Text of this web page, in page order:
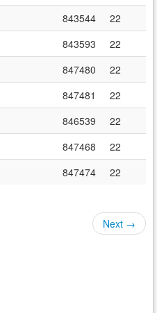
843544
22
843593
22
847480
22
847481
22
846539
22
847468
22
847474 22
Next →